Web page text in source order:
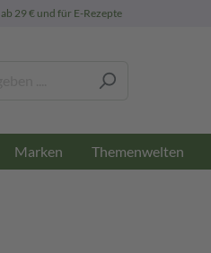
ab 29 € und für E-Rezepte
Marken Themenwelten